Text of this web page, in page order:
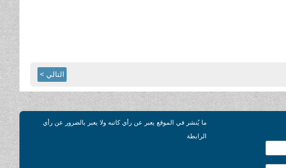
التالي >
ما يُنشر في الموقع يعبر عن رأي كاتبه ولا يعبر بالضرور عن رأي
الرابطة